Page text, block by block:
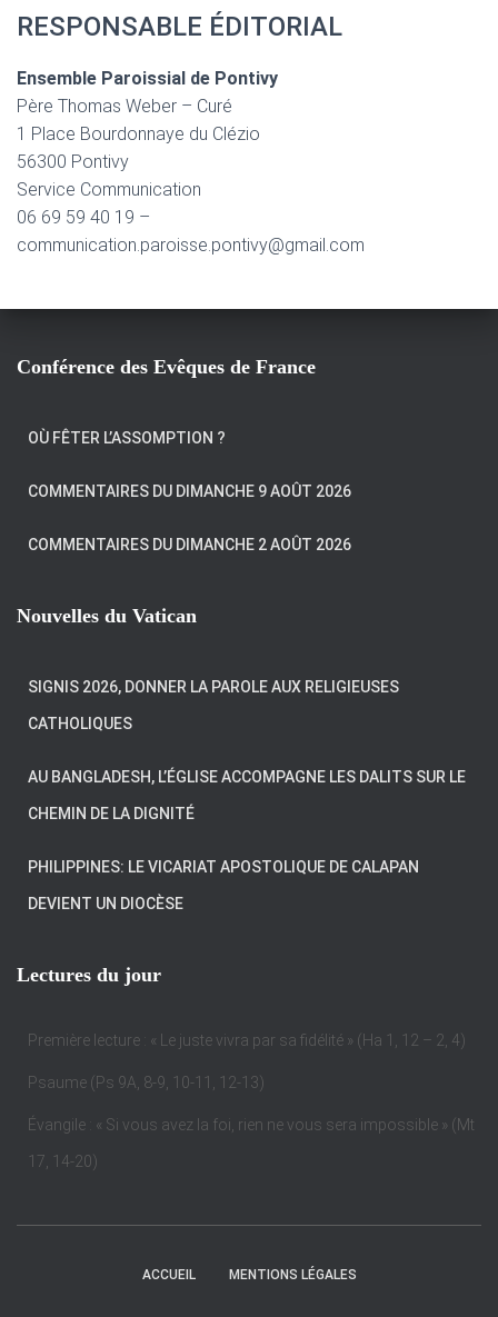
RESPONSABLE ÉDITORIAL
Ensemble Paroissial de Pontivy
Père Thomas Weber – Curé
1 Place Bourdonnaye du Clézio
56300 Pontivy
Service Communication
06 69 59 40 19 –
communication.paroisse.pontivy@gmail.com
Conférence des Evêques de France
OÙ FÊTER L’ASSOMPTION ?
COMMENTAIRES DU DIMANCHE 9 AOÛT 2026
COMMENTAIRES DU DIMANCHE 2 AOÛT 2026
Nouvelles du Vatican
SIGNIS 2026, DONNER LA PAROLE AUX RELIGIEUSES
CATHOLIQUES
AU BANGLADESH, L’ÉGLISE ACCOMPAGNE LES DALITS SUR LE
CHEMIN DE LA DIGNITÉ
PHILIPPINES: LE VICARIAT APOSTOLIQUE DE CALAPAN
DEVIENT UN DIOCÈSE
Lectures du jour
Première lecture : « Le juste vivra par sa fidélité » (Ha 1, 12 – 2, 4)
Psaume (Ps 9A, 8-9, 10-11, 12-13)
Évangile : « Si vous avez la foi, rien ne vous sera impossible » (Mt
17, 14-20)
ACCUEIL MENTIONS LÉGALES